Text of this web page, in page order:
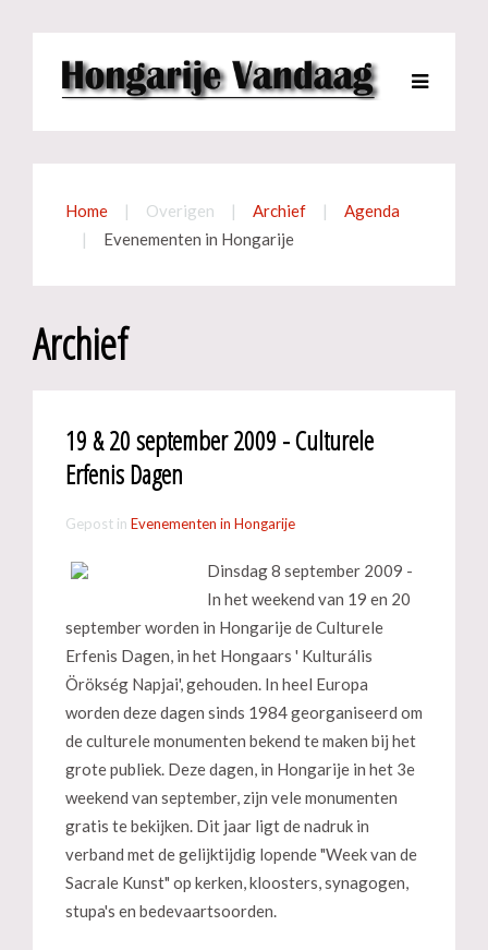
Home Overigen Archief
Agenda
Evenementen in Hongarije
Archief
19 & 20 september 2009 - Culturele
Erfenis Dagen
Gepost in Evenementen in Hongarije
Dinsdag 8 september 2009 -
In het weekend van 19 en 20
september worden in Hongarije de Culturele
Erfenis Dagen, in het Hongaars ' Kulturális
Örökség Napjai', gehouden. In heel Europa
worden deze dagen sinds 1984 georganiseerd om
de culturele monumenten bekend te maken bij het
grote publiek. Deze dagen, in Hongarije in het 3e
weekend van september, zijn vele monumenten
gratis te bekijken. Dit jaar ligt de nadruk in
verband met de gelijktijdig lopende "Week van de
Sacrale Kunst" op kerken, kloosters, synagogen,
stupa's en bedevaartsoorden.